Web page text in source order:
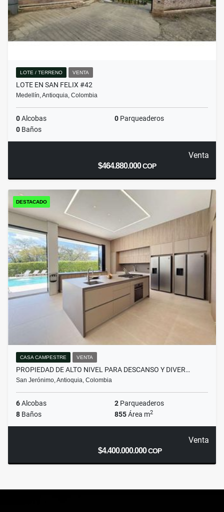
LOTE / TERRENO VENTA
LOTE EN SAN FELIX #42
Medellín, Antioquia, Colombia
0Alcobas 0 Parqueaderos
0 Baños
Venta
$464.880.000COP
DESTACADO
CASA CAMPESTRE VENTA
PROPIEDAD DE ALTO NIVEL PARA DESCANSO Y DIVER…
San Jerónimo, Antioquia, Colombia
6Alcobas 2 Parqueaderos
8 Baños 855Área m2
Venta
$4.400.000.000COP